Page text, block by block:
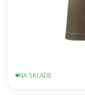
NA SKLADE